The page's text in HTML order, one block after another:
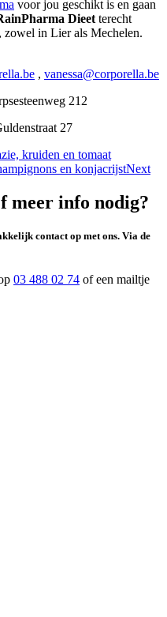
voor jou geschikt is en gaan
Dieet terecht
, zowel in Lier als Mechelen.
, vanessa@corporella.be
212
27
kruiden en tomaat
en konjacrijstNext
meer info nodig?
contact op met ons. Via de
03 488 02 74 of een mailtje